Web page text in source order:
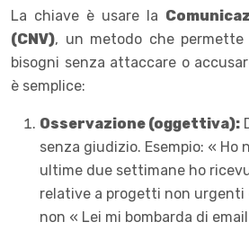
La chiave è usare la
(CNV), un metodo che permette
bisogni senza attaccare o
è semplice:
Osservazione (oggettiva):
senza giudizio. Esempio: « Ho
ultime due settimane ho
relative a progetti non urgenti
non « Lei mi bombarda di